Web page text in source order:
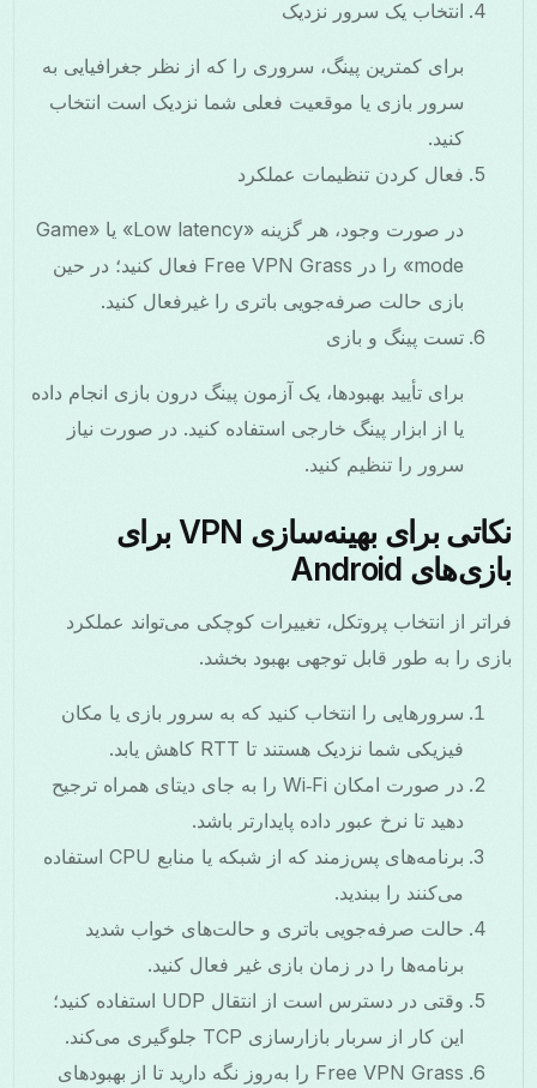
انتخاب یک سرور نزدیک
برای کمترین پینگ، سروری را که از نظر جغرافیایی به
سرور بازی یا موقعیت فعلی شما نزدیک است انتخاب
کنید.
فعال کردن تنظیمات عملکرد
در صورت وجود، هر گزینه «Low latency» یا «Game
mode» را در Free VPN Grass فعال کنید؛ در حین
بازی حالت صرفه‌جویی باتری را غیرفعال کنید.
تست پینگ و بازی
برای تأیید بهبودها، یک آزمون پینگ درون بازی انجام داده
یا از ابزار پینگ خارجی استفاده کنید. در صورت نیاز
سرور را تنظیم کنید.
نکاتی برای بهینه‌سازی VPN برای
بازی‌های Android
فراتر از انتخاب پروتکل، تغییرات کوچکی می‌تواند عملکرد
بازی را به طور قابل توجهی بهبود بخشد.
سرورهایی را انتخاب کنید که به سرور بازی یا مکان
فیزیکی شما نزدیک هستند تا RTT کاهش یابد.
در صورت امکان Wi‑Fi را به جای دیتای همراه ترجیح
دهید تا نرخ عبور داده پایدارتر باشد.
برنامه‌های پس‌زمند که از شبکه یا منابع CPU استفاده
می‌کنند را ببندید.
حالت صرفه‌جویی باتری و حالت‌های خواب شدید
برنامه‌ها را در زمان بازی غیر فعال کنید.
وقتی در دسترس است از انتقال UDP استفاده کنید؛
این کار از سربار بازارسازی TCP جلوگیری می‌کند.
Free VPN Grass را به‌روز نگه دارید تا از بهبودهای